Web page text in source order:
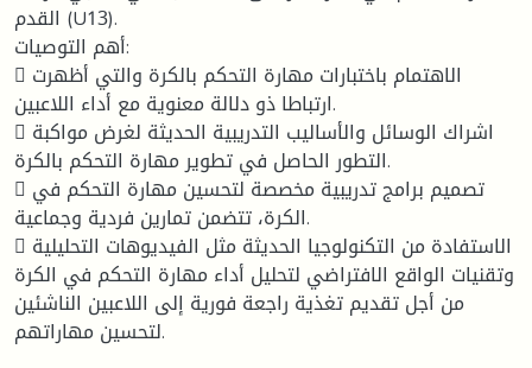
القدم (U13).
أهم التوصيات:
 الاهتمام باختبارات مهارة التحكم بالكرة والتي أظهرت
ارتباطا ذو دلالة معنوية مع أداء اللاعبين.
 اشراك الوسائل والأساليب التدريبية الحديثة لغرض مواكبة
التطور الحاصل في تطوير مهارة التحكم بالكرة.
 تصميم برامج تدريبية مخصصة لتحسين مهارة التحكم في
الكرة، تتضمن تمارين فردية وجماعية.
 الاستفادة من التكنولوجيا الحديثة مثل الفيديوهات التحليلية
وتقنيات الواقع الافتراضي لتحليل أداء مهارة التحكم في الكرة
من أجل تقديم تغذية راجعة فورية إلى اللاعبين الناشئين
لتحسين مهاراتهم.